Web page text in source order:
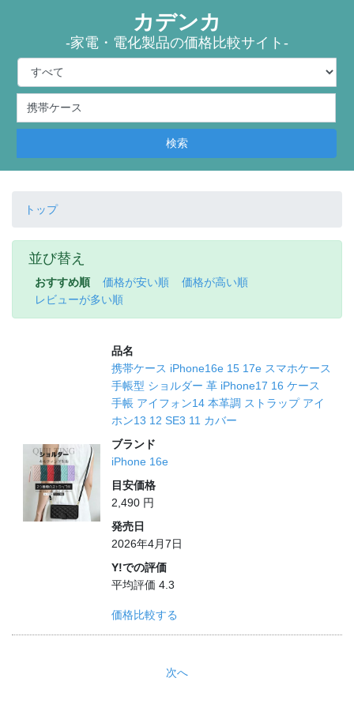
カデンカ
-家電・電化製品の価格比較サイト-
検索
トップ
並び替え
おすすめ順 価格が安い順
価格が高い順
レビューが多い順
品名
携帯ケース iPhone16e 15 17e スマホケース
手帳型 ショルダー 革 iPhone17 16 ケース
手帳 アイフォン14 本革調 ストラップ アイ
ホン13 12 SE3 11 カバー
ブランド
iPhone 16e
目安価格
2,490 円
発売日
2026年4月7日
Y!での評価
平均評価 4.3
価格比較する
次へ